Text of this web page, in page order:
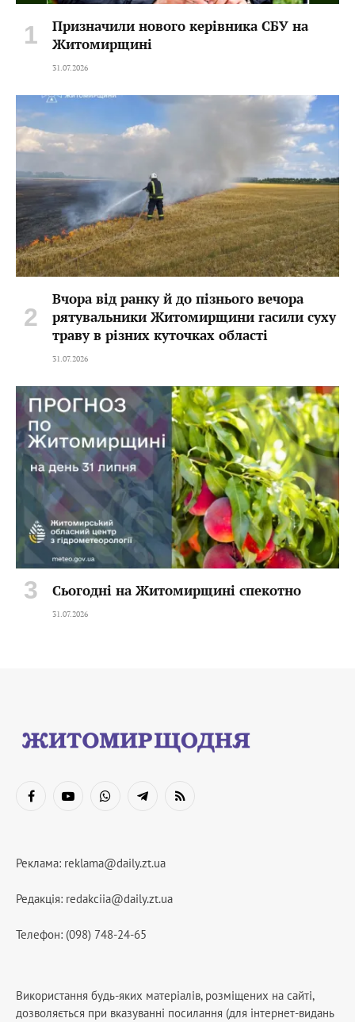
Призначили нового керівника СБУ на
Житомирщині
31.07.2026
Вчора від ранку й до пізнього вечора
рятувальники Житомирщини гасили суху
траву в різних куточках області
31.07.2026
Сьогодні на Житомирщині спекотно
31.07.2026
FacebookYouTubeWhatsAppTelegramRSS
Реклама: reklama@daily.zt.ua
Редакція: redakciia@daily.zt.ua
Телефон: (098) 748-24-65
Використання будь-яких матеріалів, розміщених на сайті,
дозволяється при вказуванні посилання (для інтернет-видань